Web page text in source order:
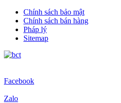
Chính sách bảo mật
Chính sách bán hàng
Pháp lý
Sitemap
Facebook
Zalo